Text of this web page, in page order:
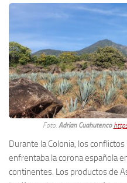
Foto:Adrian Cuahutenco
Durante la Colonia, los
enfrentaba la corona española
continentes. Los productos de